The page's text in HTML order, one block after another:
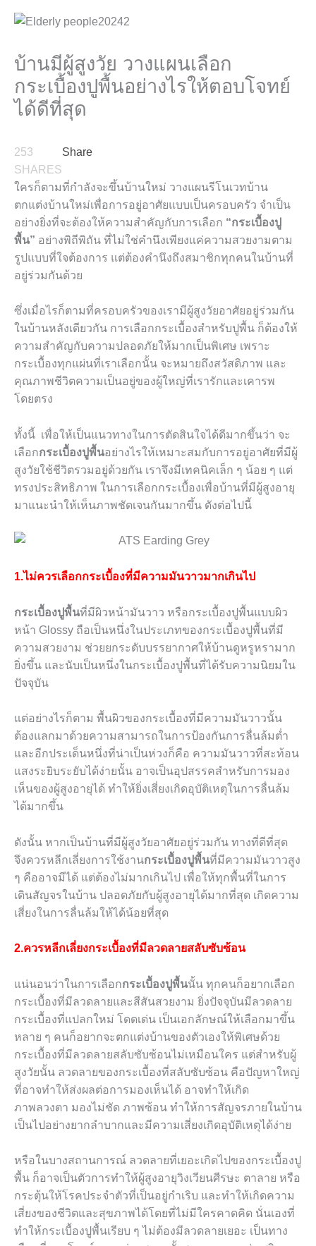
บ้านมีผู้สูงวัย วางแผนเลือก
กระเบื้องปูพื้นอย่างไรให้ตอบโจทย์
ได้ดีที่สุด
253
SHARES
Share
ใครก็ตามที่กำลังจะขึ้นบ้านใหม่ วางแผนรีโนเวทบ้าน
ตกแต่งบ้านใหม่เพื่อการอยู่อาศัยแบบเป็นครอบครัว จำเป็น
อย่างยิ่งที่จะต้องให้ความสำคัญกับการเลือก “กระเบื้องปู
พื้น” อย่างพิถีพิถัน ที่ไม่ใช่คำนึงเพียงแค่ความสวยงามตาม
รูปแบบที่ใจต้องการ แต่ต้องคำนึงถึงสมาชิกทุกคนในบ้านที่
อยู่ร่วมกันด้วย
ซึ่งเมื่อไรก็ตามที่ครอบครัวของเรามีผู้สูงวัยอาศัยอยู่ร่วมกัน
ในบ้านหลังเดียวกัน การเลือกกระเบื้องสำหรับปูพื้น ก็ต้องให้
ความสำคัญกับความปลอดภัยให้มากเป็นพิเศษ เพราะ
กระเบื้องทุกแผ่นที่เราเลือกนั้น จะหมายถึงสวัสดิภาพ และ
คุณภาพชีวิตความเป็นอยู่ของผู้ใหญ่ที่เรารักและเคารพ
โดยตรง
ทั้งนี้ เพื่อให้เป็นแนวทางในการตัดสินใจได้ดีมากขึ้นว่า จะ
เลือกกระเบื้องปูพื้นอย่างไรให้เหมาะสมกับการอยู่อาศัยที่มีผู้
สูงวัยใช้ชีวิตรวมอยู่ด้วยกัน เราจึงมีเทคนิคเล็ก ๆ น้อย ๆ แต่
ทรงประสิทธิภาพ ในการเลือกกระเบื้องเพื่อบ้านที่มีผู้สูงอายุ
มาแนะนำให้เห็นภาพชัดเจนกันมากขึ้น ดังต่อไปนี้
1.ไม่ควรเลือกกระเบื้องที่มีความมันวาวมากเกินไป
กระเบื้องปูพื้นที่มีผิวหน้ามันวาว หรือกระเบื้องปูพื้นแบบผิว
หน้า Glossy ถือเป็นหนึ่งในประเภทของกระเบื้องปูพื้นที่มี
ความสวยงาม ช่วยยกระดับบรรยากาศให้บ้านดูหรูหรามาก
ยิ่งขึ้น และนับเป็นหนึ่งในกระเบื้องปูพื้นที่ได้รับความนิยมใน
ปัจจุบัน
แต่อย่างไรก็ตาม พื้นผิวของกระเบื้องที่มีความมันวาวนั้น
ต้องแลกมาด้วยความสามารถในการป้องกันการลื่นล้มต่ำ
และอีกประเด็นหนึ่งที่น่าเป็นห่วงก็คือ ความมันวาวที่สะท้อน
แสงระยิบระยับได้ง่ายนั้น อาจเป็นอุปสรรคสำหรับการมอง
เห็นของผู้สูงอายุได้ ทำให้ยิ่งเสี่ยงเกิดอุบัติเหตุในการลื่นล้ม
ได้มากขึ้น
ดังนั้น หากเป็นบ้านที่มีผู้สูงวัยอาศัยอยู่ร่วมกัน ทางที่ดีที่สุด
จึงควรหลีกเลี่ยงการใช้งานกระเบื้องปูพื้นที่มีความมันวาวสูง
ๆ คืออาจมีได้ แต่ต้องไม่มากเกินไป เพื่อให้ทุกพื้นที่ในการ
เดินสัญจรในบ้าน ปลอดภัยกับผู้สูงอายุได้มากที่สุด เกิดความ
เสี่ยงในการลื่นล้มให้ได้น้อยที่สุด
2.ควรหลีกเลี่ยงกระเบื้องที่มีลวดลายสลับซับซ้อน
แน่นอนว่าในการเลือกกระเบื้องปูพื้นนั้น ทุกคนก็อยากเลือก
กระเบื้องที่มีลวดลายและสีสันสวยงาม ยิ่งปัจจุบันมีลวดลาย
กระเบื้องที่แปลกใหม่ โดดเด่น เป็นเอกลักษณ์ให้เลือกมาขึ้น
หลาย ๆ คนก็อยากจะตกแต่งบ้านของตัวเองให้พิเศษด้วย
กระเบื้องที่มีลวดลายสลับซับซ้อนไม่เหมือนใคร แต่สำหรับผู้
สูงวัยนั้น ลวดลายของกระเบื้องที่สลับซับซ้อน คือปัญหาใหญ่
ที่อาจทำให้ส่งผลต่อการมองเห็นได้ อาจทำให้เกิด
ภาพลวงตา มองไม่ชัด ภาพซ้อน ทำให้การสัญจรภายในบ้าน
เป็นไปอย่างยากลำบากและมีความเสี่ยงเกิดอุบัติเหตุได้ง่าย
หรือในบางสถานการณ์ ลวดลายที่เยอะเกิดไปของกระเบื้องปู
พื้น ก็อาจเป็นตัวการทำให้ผู้สูงอายุวิงเวียนศีรษะ ตาลาย หรือ
กระตุ้นให้โรคประจำตัวที่เป็นอยู่กำเริบ และทำให้เกิดความ
เสี่ยงของชีวิตและสุขภาพได้โดยที่ไม่มีใครคาดคิด นั่นเองที่
ทำให้กระเบื้องปูพื้นเรียบ ๆ ไม่ต้องมีลวดลายเยอะ เป็นทาง